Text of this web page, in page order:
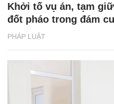
PHÁP LUẬT
Khởi tố vụ án, tạm
đốt pháo trong đám